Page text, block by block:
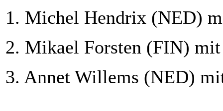
1. Michel Hendrix (NED)
2. Mikael Forsten (FIN)
3. Annet Willems (NED)